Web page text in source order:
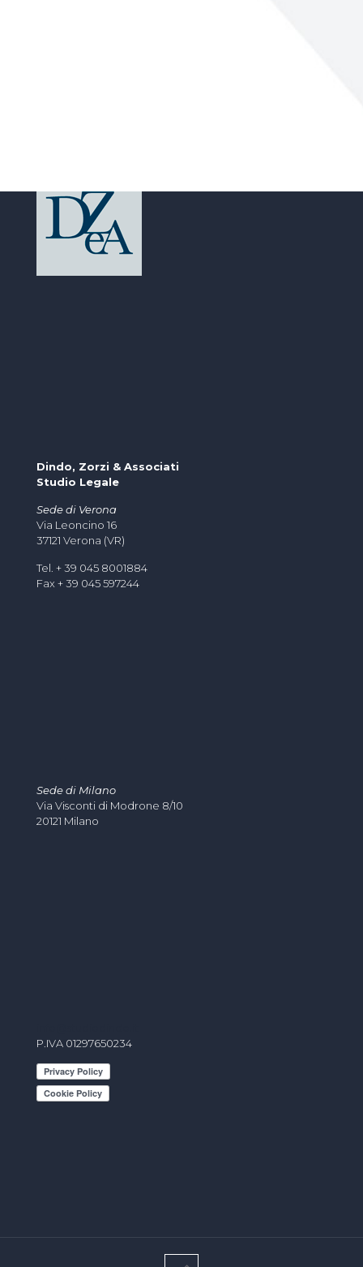
Dindo, Zorzi & Associati
Studio Legale
Sede di Verona
Via Leoncino 16
37121 Verona (VR)
Tel. + 39 045 8001884
Fax + 39 045 597244
Sede di Milano
Via Visconti di Modrone 8/10
20121 Milano
P.IVA 01297650234